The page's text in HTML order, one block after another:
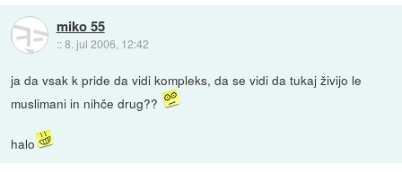
miko 55
::8. jul 2006, 12:42
ja da vsak k pride da vidi kompleks, da se vidi da tukaj živijo le
muslimani in nihče drug??
halo